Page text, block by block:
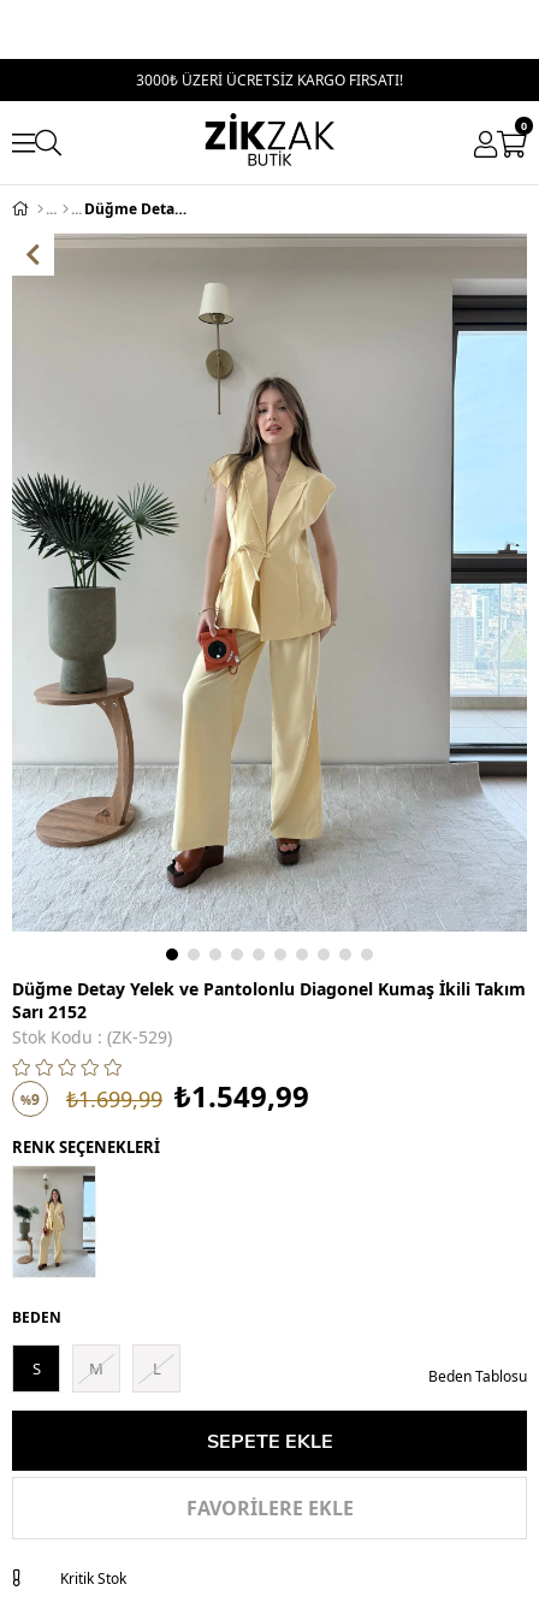
3000₺ ÜZERİ ÜCRETSİZ KARGO FIRSATI!
0
Düğme Detay Yelek ve Pantolonlu Diagonel Kumaş İkili Takım Sarı 2152
Düğme Detay Yelek ve Pantolonlu Diagonel Kumaş İkili Takım
Sarı 2152
Stok Kodu
(ZK-529)
%9 ₺1.699,99 ₺1.549,99
RENK SEÇENEKLERİ
BEDEN
S M L Beden Tablosu
FAVORILERE EKLE
Kritik Stok